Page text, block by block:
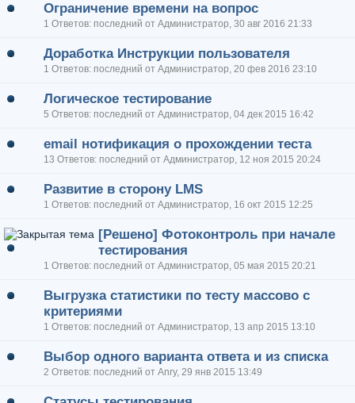
Ограничение времени на вопрос
1 Ответов: последний от Администратор, 30 авг 2016 21:33
Доработка Инструкции пользователя
1 Ответов: последний от Администратор, 20 фев 2016 23:10
Логическое тестирование
5 Ответов: последний от Администратор, 04 дек 2015 16:42
email нотификация о прохождении теста
13 Ответов: последний от Администратор, 12 ноя 2015 20:24
Развитие в сторону LMS
1 Ответов: последний от Администратор, 16 окт 2015 12:25
[Решено] Фотоконтроль при начале
тестирования
1 Ответов: последний от Администратор, 05 мая 2015 20:21
Выгрузка статистики по тесту массово с
критериями
1 Ответов: последний от Администратор, 13 апр 2015 13:10
Выбор одного варианта ответа и из списка
2 Ответов: последний от Anry, 29 янв 2015 13:49